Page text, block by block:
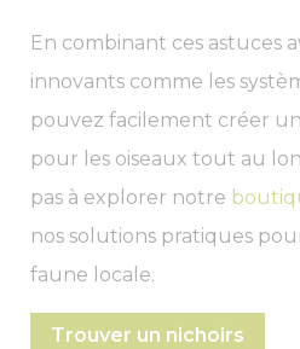
En combinant ces astuces
innovants comme les
pouvez facilement créer
pour les oiseaux tout au
pas à explorer notre
nos solutions pratiques
faune locale.
Trouver un nichoirs